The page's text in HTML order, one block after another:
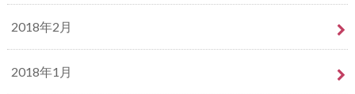
2018年2月
2018年1月